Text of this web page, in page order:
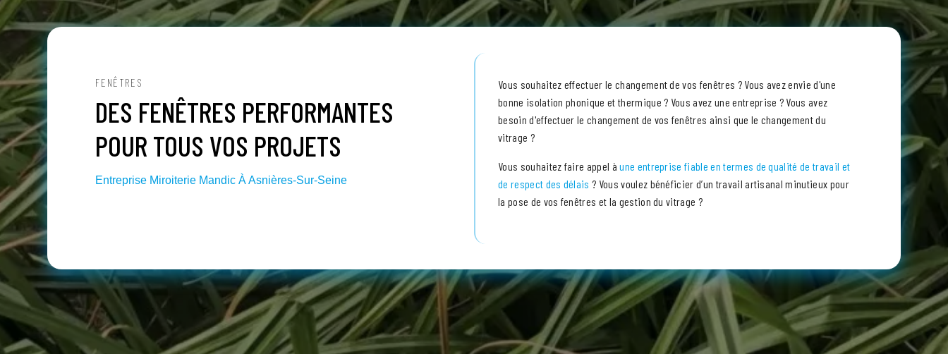
FENÊTRES
DES FENÊTRES PERFORMANTES
POUR TOUS VOS PROJETS
Entreprise Miroiterie Mandic À Asnières-Sur-Seine
Vous souhaitez effectuer le changement de vos fenêtres ? Vous avez envie d'une
bonne isolation phonique et thermique ? Vous avez une entreprise ? Vous avez
besoin d'effectuer le changement de vos fenêtres ainsi que le changement du
vitrage ?
Vous souhaitez faire appel àune entreprise fiable en termes de qualité de travail et
de respect des délais ? Vous voulez bénéficier d’un travail artisanal minutieux pour
la pose de vos fenêtres et la gestion du vitrage ?